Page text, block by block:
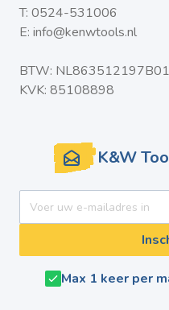
T: 0524-531006
E: info@kenwtools.nl
BTW: NL863512197B01
KVK: 85108898
K&W
Max 1 keer per